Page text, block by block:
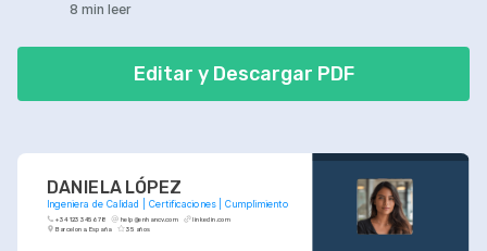
8 min leer
Editar y Descargar PDF
DANIELA LÓPEZ
Ingeniera de Calidad | Certificaciones | Cumplimiento
+34 123 345 678 help@enhancv.com
linkedin.com
Barcelona, España
35 años